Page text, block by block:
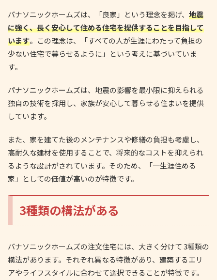
パナソニックホームズは、「良家」という理念を掲げ、 地震
に強く、長く安心して住める住宅を提供することを目指して
います。この理念は、「すべての人が生涯にわたって負担の
少ない住宅で暮らせるように」という考えに基づいていま
す。
パナソニックホームズは、地震の影響を最小限に抑えられる
独自の技術を採用し、家族が安心して暮らせる住まいを提供
しています。
また、家を建てた後のメンテナンスや修繕の負担も考慮し、
高耐久な建材を使用することで、将来的なコストを抑えられ
るような設計がされています。そのため、「一生涯住める
家」としての価値が高いのが特徴です。
3種類の構法がある
パナソニックホームズの注文住宅には、大きく分けて 3種類の
構法があります。それぞれ異なる特徴があり、建築するエリ
アやライフスタイルに合わせて選択できることが特徴です。